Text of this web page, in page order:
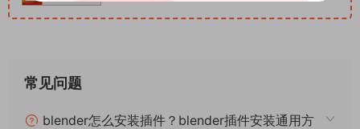
常见问题
blender怎么安装插件？blender插件安装通用方